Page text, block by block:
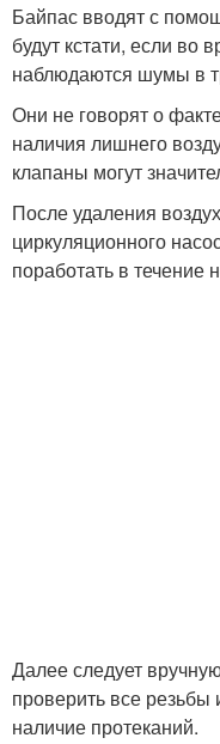
Байпас вводят с
будут кстати, если во
наблюдаются шумы в
Они не говорят о
наличия лишнего
клапаны могут
После удаления
циркуляционного
поработать в течение
Далее следует
проверить все резьбы
наличие протеканий.